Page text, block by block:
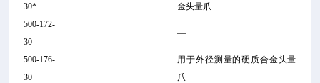
30*
金头量爪
500-172-
30
—
500-176-
30
用于外径测量的硬质合金头量
爪